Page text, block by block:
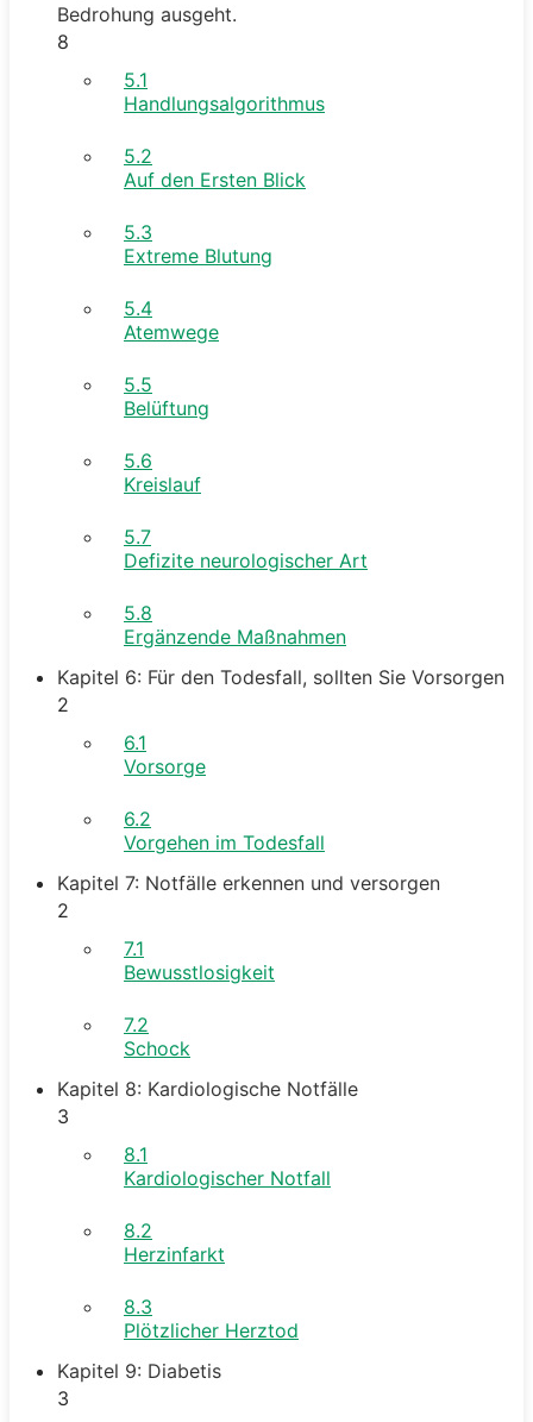
Bedrohung ausgeht.
8
5.1
Handlungsalgorithmus
5.2
Auf den Ersten Blick
5.3
Extreme Blutung
5.4
Atemwege
5.5
Belüftung
5.6
Kreislauf
5.7
Defizite neurologischer Art
5.8
Ergänzende Maßnahmen
Kapitel 6: Für den Todesfall, sollten Sie Vorsorgen
2
6.1
Vorsorge
6.2
Vorgehen im Todesfall
Kapitel 7: Notfälle erkennen und versorgen
2
7.1
Bewusstlosigkeit
7.2
Schock
Kapitel 8: Kardiologische Notfälle
3
8.1
Kardiologischer Notfall
8.2
Herzinfarkt
8.3
Plötzlicher Herztod
Kapitel 9: Diabetis
3